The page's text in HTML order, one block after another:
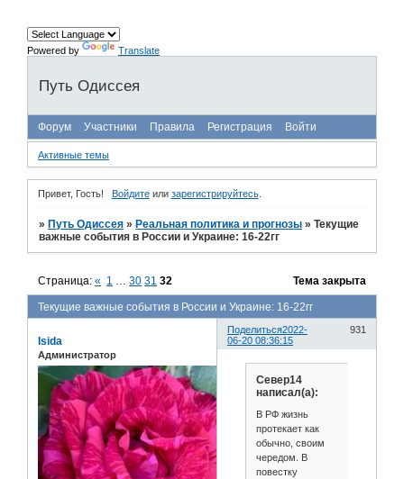
Powered by Translate
Путь Одиссея
Форум Участники Правила Регистрация Войти
Активные темы
Привет, Гость! Войдитеили зарегистрируйтесь.
» Путь Одиссея » Реальная политика и прогнозы »Текущие
важные события в России и Украине: 16-22гг
Текущие важные события в России и Украине: 16-22гг
Страница:« 1 30 31 32 Тема закрыта
Поделиться 931
2022-
06-20 08:36:15
Isida
Администратор
Север14
написал(а):
В РФ жизнь
протекает как
обычно, своим
чередом. В
повестку